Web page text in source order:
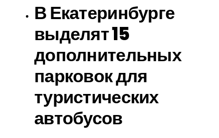
В Екатеринбурге
выделят 15
дополнительных
парковок для
туристических
автобусов